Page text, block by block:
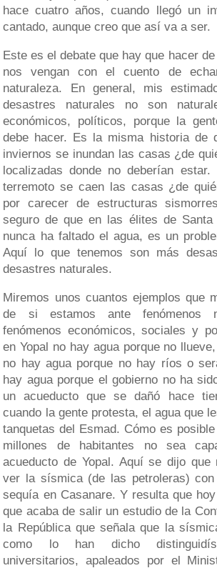
hace cuatro años, cuando llegó un
cantado, aunque creo que así va a ser.
Este es el debate que hay que hacer
nos vengan con el cuento de
naturaleza. En general, mis
desastres naturales no son
económicos, políticos, porque la
debe hacer. Es la misma historia de
inviernos se inundan las casas ¿de
localizadas donde no deberían
terremoto se caen las casas ¿de
por carecer de estructuras
seguro de que en las élites de Santa
nunca ha faltado el agua, es un
Aquí lo que tenemos son más
desastres naturales.
Miremos unos cuantos ejemplos que
de si estamos ante fenómenos
fenómenos económicos, sociales y
en Yopal no hay agua porque no
no hay agua porque no hay ríos o
hay agua porque el gobierno no ha
un acueducto que se dañó hace
cuando la gente protesta, el agua que
tanquetas del Esmad. Cómo es
millones de habitantes no sea
acueducto de Yopal. Aquí se dijo que
ver la sísmica (de las petroleras)
sequía en Casanare. Y resulta que
que acaba de salir un estudio de la
la República que señala que la
como lo han dicho
universitarios, apaleados por el